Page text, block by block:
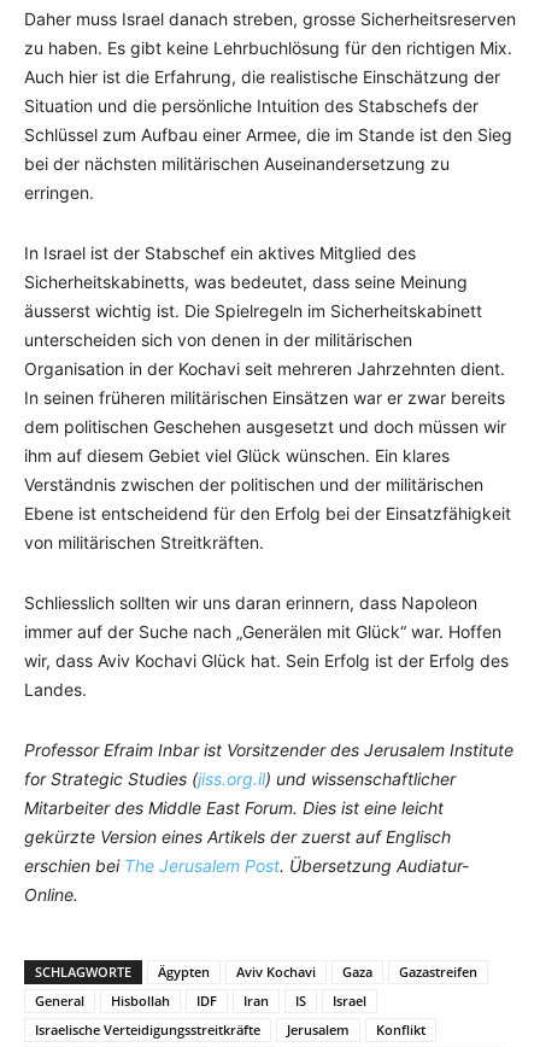
Daher muss Israel danach streben, grosse Sicherheitsreserven
zu haben. Es gibt keine Lehrbuchlösung für den richtigen Mix.
Auch hier ist die Erfahrung, die realistische Einschätzung der
Situation und die persönliche Intuition des Stabschefs der
Schlüssel zum Aufbau einer Armee, die im Stande ist den Sieg
bei der nächsten militärischen Auseinandersetzung zu
erringen.
In Israel ist der Stabschef ein aktives Mitglied des
Sicherheitskabinetts, was bedeutet, dass seine Meinung
äusserst wichtig ist. Die Spielregeln im Sicherheitskabinett
unterscheiden sich von denen in der militärischen
Organisation in der Kochavi seit mehreren Jahrzehnten dient.
In seinen früheren militärischen Einsätzen war er zwar bereits
dem politischen Geschehen ausgesetzt und doch müssen wir
ihm auf diesem Gebiet viel Glück wünschen. Ein klares
Verständnis zwischen der politischen und der militärischen
Ebene ist entscheidend für den Erfolg bei der Einsatzfähigkeit
von militärischen Streitkräften.
Schliesslich sollten wir uns daran erinnern, dass Napoleon
immer auf der Suche nach „Generälen mit Glück“ war. Hoffen
wir, dass Aviv Kochavi Glück hat. Sein Erfolg ist der Erfolg des
Landes.
Professor Efraim Inbar ist Vorsitzender des Jerusalem Institute
for Strategic Studies (jiss.org.il) und wissenschaftlicher
Mitarbeiter des Middle East Forum. Dies ist eine leicht
gekürzte Version eines Artikels der zuerst auf Englisch
erschien bei The Jerusalem Post. Übersetzung Audiatur-
Online.
SCHLAGWORTE Ägypten Aviv Kochavi Gaza
Gazastreifen
General
Hisbollah IDF Iran IS
Israel
Israelische Verteidigungsstreitkräfte
Jerusalem
Konflikt